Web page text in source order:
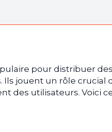
pour distribuer
jouent un rôle crucial
des utilisateurs. Voici